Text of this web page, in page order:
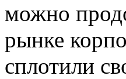
можно
рынке
сплотили